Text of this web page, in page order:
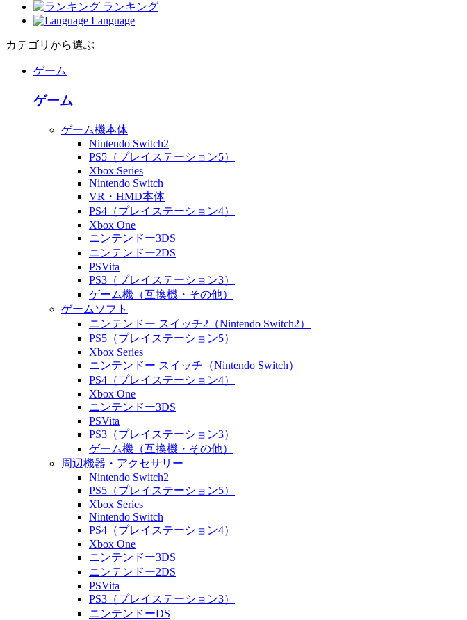
ランキング
Language
カテゴリから選ぶ
ゲーム
ゲーム
ゲーム機本体
Nintendo Switch2
PS5（プレイステーション5）
Xbox Series
Nintendo Switch
VR・HMD本体
PS4（プレイステーション4）
Xbox One
ニンテンドー3DS
ニンテンドー2DS
PSVita
PS3（プレイステーション3）
ゲーム機（互換機・その他）
ゲームソフト
ニンテンドー スイッチ2（Nintendo Switch2）
PS5（プレイステーション5）
Xbox Series
ニンテンドー スイッチ（Nintendo Switch）
PS4（プレイステーション4）
Xbox One
ニンテンドー3DS
PSVita
PS3（プレイステーション3）
ゲーム機（互換機・その他）
周辺機器・アクセサリー
Nintendo Switch2
PS5（プレイステーション5）
Xbox Series
Nintendo Switch
PS4（プレイステーション4）
Xbox One
ニンテンドー3DS
ニンテンドー2DS
PSVita
PS3（プレイステーション3）
ニンテンドーDS